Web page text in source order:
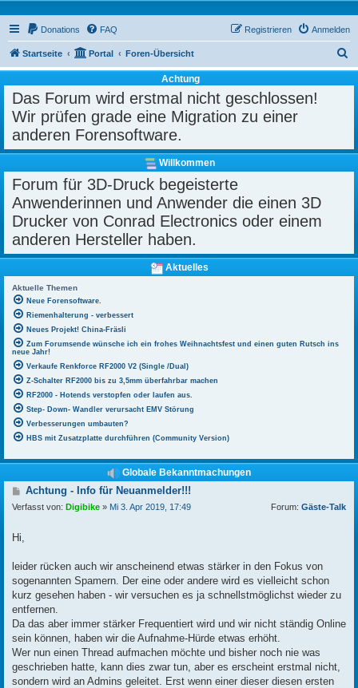
Donations FAQ Anmelden
Registrieren
Startseite Portal Foren-Übersicht
u
Achtung
Das Forum wird erstmal nicht geschlossen!
Wir prüfen grade eine Migration zu einer
anderen Forensoftware.
Willkommen
Forum für 3D-Druck begeisterte
Anwenderinnen und Anwender die einen 3D
Drucker von Conrad Electronics oder einem
anderen Hersteller haben.
Aktuelles
Aktuelle Themen
Neue Forensoftware.
Riemenhalterung - verbessert
Neues Projekt! China-Fräsli
Zum Forumsende wünsche ich ein frohes Weihnachtsfest und einen guten Rutsch ins
neue Jahr!
Verkaufe Renkforce RF2000 V2 (Single /Dual)
Z-Schalter RF2000 bis zu 3,5mm überfahrbar machen
RF2000 - Hotends verstopfen oder laufen aus.
Step- Down- Wandler verursacht EMV Störung
Verbesserungen umbauten?
HBS mit Zusatzplatte durchführen (Community Version)
Globale Bekanntmachungen
B
e
i
a
Achtung - Info für Neuanmelder!!!
Verfasst von: Digibike » Mi 3. Apr 2019, 17:49 Forum: Gäste-Talk
Hi,
leider rücken auch wir anscheinend etwas stärker in den Fokus von
sogenannten Spamern. Der eine oder andere wird es vielleicht schon
kurz gesehen haben - wir versuchen es ja schnellstmöglichst wieder zu
entfernen.
Da das aber immer stärker Frequentiert wird und wir nicht ständig Online
sein können, haben wir die Aufnahme-Hürde etwas erhöht.
Wer nun einen Thread aufmachen möchte und bisher noch nie was
geschrieben hatte, kann dies zwar tun, aber es erscheint erstmal nicht,
sondern wird an Admins geleitet. Erst wenn einer dieser diesen ersten